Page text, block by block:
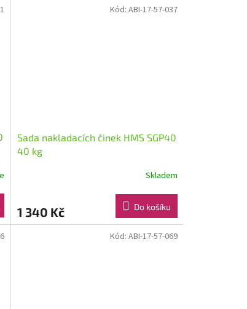
Sada nakladacích činek HMS SGP40
40 kg
je
5,0
Skladem
1 340 Kč Do košíku
Kód: ABI-17-57-037
Kód: ABI-17-57-069